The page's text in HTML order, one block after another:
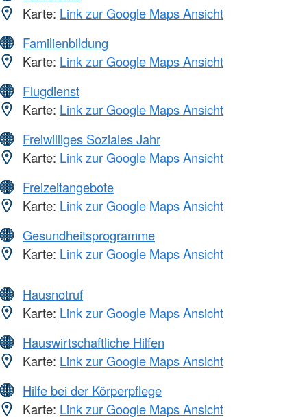
Karte: Link zur Google Maps Ansicht
Familienbildung
Karte: Link zur Google Maps Ansicht
Flugdienst
Karte: Link zur Google Maps Ansicht
Freiwilliges Soziales Jahr
Karte: Link zur Google Maps Ansicht
Freizeitangebote
Karte: Link zur Google Maps Ansicht
Gesundheitsprogramme
Karte: Link zur Google Maps Ansicht
Hausnotruf
Karte: Link zur Google Maps Ansicht
Hauswirtschaftliche Hilfen
Karte: Link zur Google Maps Ansicht
Hilfe bei der Körperpflege
Karte: Link zur Google Maps Ansicht